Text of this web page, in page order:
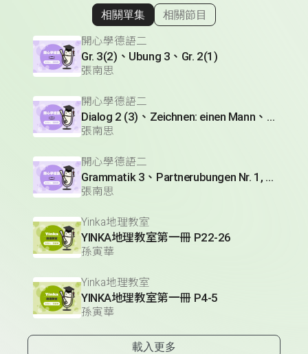
顯示相關單集
相關單集 相關節目
開心學德語二
Gr. 3(2)、Ubung 3、Gr. 2(1)
張南思
開心學德語二
Dialog 2 (3)、Zeichnen: einen Mann、Lesetext 1(1)
張南思
開心學德語二
Grammatik 3、Partnerubungen Nr. 1, 3、Dialog 2(1)
張南思
Yinka地理教室
YINKA地理教室第一冊 P22-26
孫寅華
Yinka地理教室
YINKA地理教室第一冊 P4-5
孫寅華
載入更多